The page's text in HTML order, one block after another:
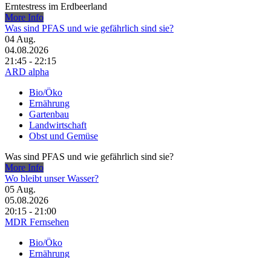
Erntestress im Erdbeerland
More Info
Was sind PFAS und wie gefährlich sind sie?
04 Aug.
04.08.2026
21:45 - 22:15
ARD alpha
Bio/Öko
Ernährung
Gartenbau
Landwirtschaft
Obst und Gemüse
Was sind PFAS und wie gefährlich sind sie?
More Info
Wo bleibt unser Wasser?
05 Aug.
05.08.2026
20:15 - 21:00
MDR Fernsehen
Bio/Öko
Ernährung